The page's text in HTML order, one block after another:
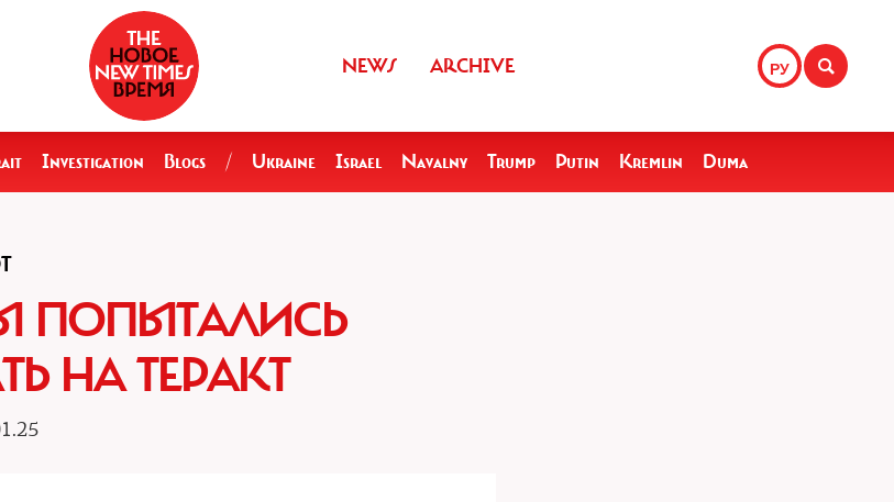
РУ
NEWS ARCHIVE
Investigation Blogs / Ukraine Israel Navalny Trump Putin Kremlin Duma
ПОПЫТАЛИСЬ
НА ТЕРАКТ